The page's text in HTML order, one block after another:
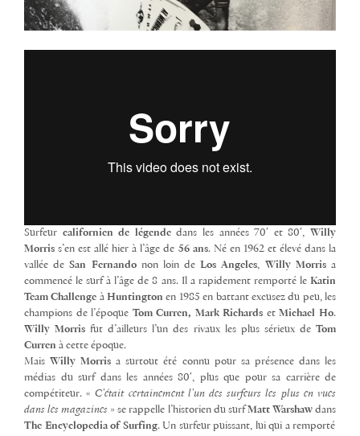
Surfeur californien de légendedans les années 70′ et 80′, Willy
Morriss’en est allé hier à l’âge de 56 ans. Né en 1962 et élevé dans la
vallée de San Fernando non loin deLos Angeles, Willy Morrisa
commencé le surf à l’âge de 8 ans. Il a rapidement remporté le Katin
Team Challenge àHuntingtonen 1985 en battant excusez du peu, les
champions de l’époque Tom Curren, Mark Richards etMichael Ho.
Willy Morris fut d’ailleurs l’un des rivaux les plus sérieux deTom
Curren à cette époque.
Mais Willy Morris a surtout été connu pour sa présence dans les
médias du surf dans les années 80′, plus que pour sa carrière de
compétiteur. «C’était certainement l’un des surfeurs les plus en vues
dans les magazines » se rappelle l’historien du surfMatt Warshawdans
The Encyclopedia of Surfing. Un surfeur puissant, lui qui a remporté